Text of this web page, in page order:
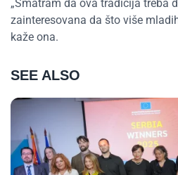
„Smatram da ova tradicija treba
zainteresovana da što više
kaže ona.
SEE ALSO